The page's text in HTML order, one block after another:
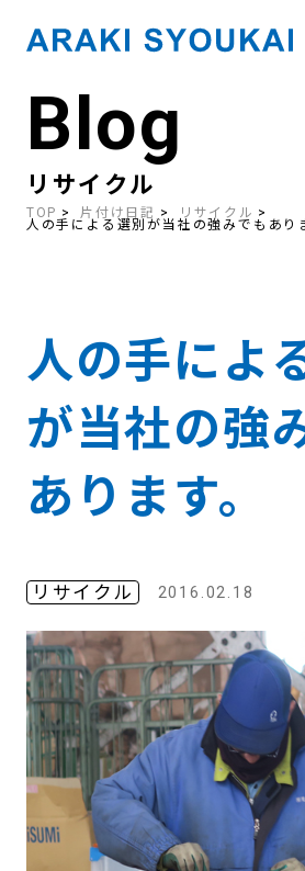
contentBlog
リサイクル
TOP 片付け日記 リサイクル
人の手による選別が当社の強みでもあり
人の手によ
が当社の強
あります。
リサイクル 2016.02.18